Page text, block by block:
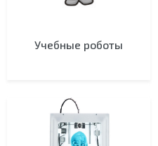
Учебные роботы